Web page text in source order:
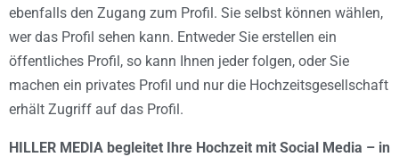
ebenfalls den Zugang zum Profil. Sie selbst können wählen,
wer das Profil sehen kann. Entweder Sie erstellen ein
öffentliches Profil, so kann Ihnen jeder folgen, oder Sie
machen ein privates Profil und nur die Hochzeitsgesellschaft
erhält Zugriff auf das Profil.
HILLER MEDIA begleitet Ihre Hochzeit mit Social Media – in